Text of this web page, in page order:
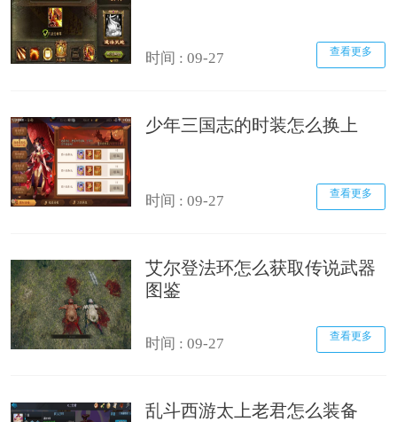
时间 : 09-27 查看更多
少年三国志的时装怎么换上
时间 : 09-27 查看更多
艾尔登法环怎么获取传说武器
图鉴
时间 : 09-27 查看更多
乱斗西游太上老君怎么装备